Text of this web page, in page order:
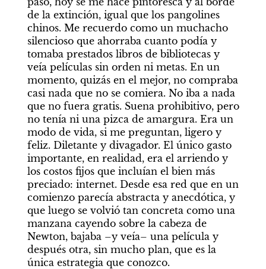
de la extinción, igual que los pangolines
chinos. Me recuerdo como un muchacho
silencioso que ahorraba cuanto podía y
tomaba prestados libros de bibliotecas y
veía películas sin orden ni metas. En un
momento, quizás en el mejor, no compraba
casi nada que no se comiera. No iba a nada
que no fuera gratis. Suena prohibitivo, pero
no tenía ni una pizca de amargura. Era un
modo de vida, si me preguntan, ligero y
feliz. Diletante y divagador. El único gasto
importante, en realidad, era el arriendo y
los costos fijos que incluían el bien más
preciado: internet. Desde esa red que en un
comienzo parecía abstracta y anecdótica, y
que luego se volvió tan concreta como una
manzana cayendo sobre la cabeza de
Newton, bajaba –y veía– una película y
después otra, sin mucho plan, que es la
única estrategia que conozco.